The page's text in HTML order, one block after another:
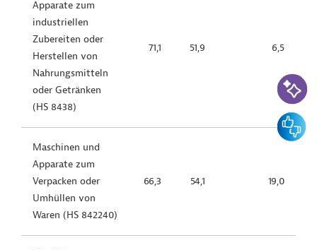
Apparate zum
industriellen
Zubereiten oder
Herstellen von
Nahrungsmitteln
oder Getränken
(HS 8438)
71,1 51,9 6,5
Maschinen und
Apparate zum
Verpacken oder
Umhüllen von
Waren (HS 842240)
66,3 54,1 19,0
KI-